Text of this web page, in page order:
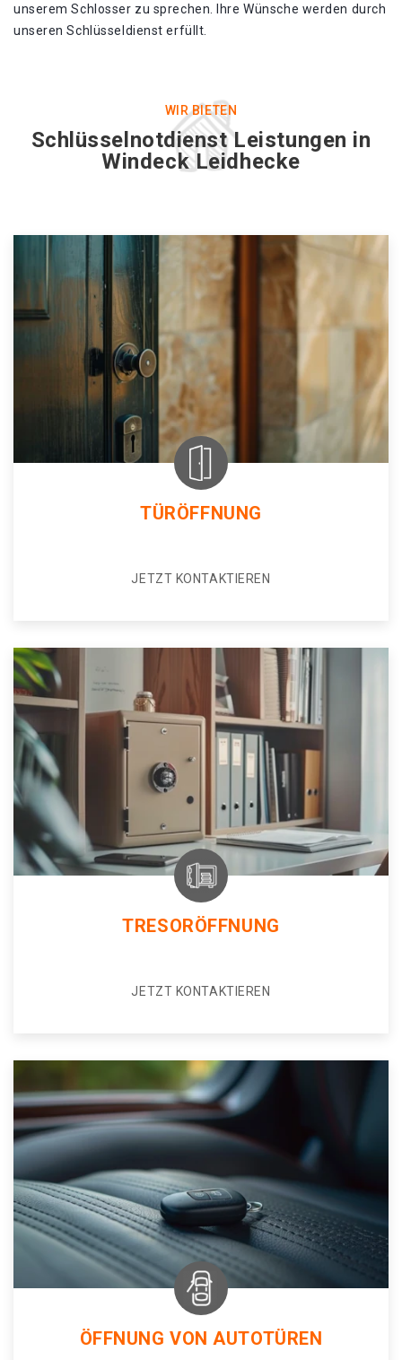
unserem Schlosser zu sprechen. Ihre Wünsche werden durch
unseren Schlüsseldienst erfüllt.
WIR BIETEN
Schlüsselnotdienst Leistungen in
Windeck Leidhecke
TÜRÖFFNUNG
JETZT KONTAKTIEREN
TRESORÖFFNUNG
JETZT KONTAKTIEREN
ÖFFNUNG VON AUTOTÜREN